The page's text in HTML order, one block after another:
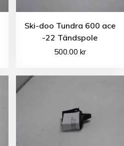
Ski-doo Tundra 600 ace
-22 Tändspole
500.00 kr